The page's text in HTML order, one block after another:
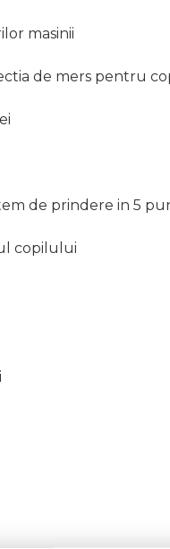
masinii
de mers pentru
de prindere in 5
copilului